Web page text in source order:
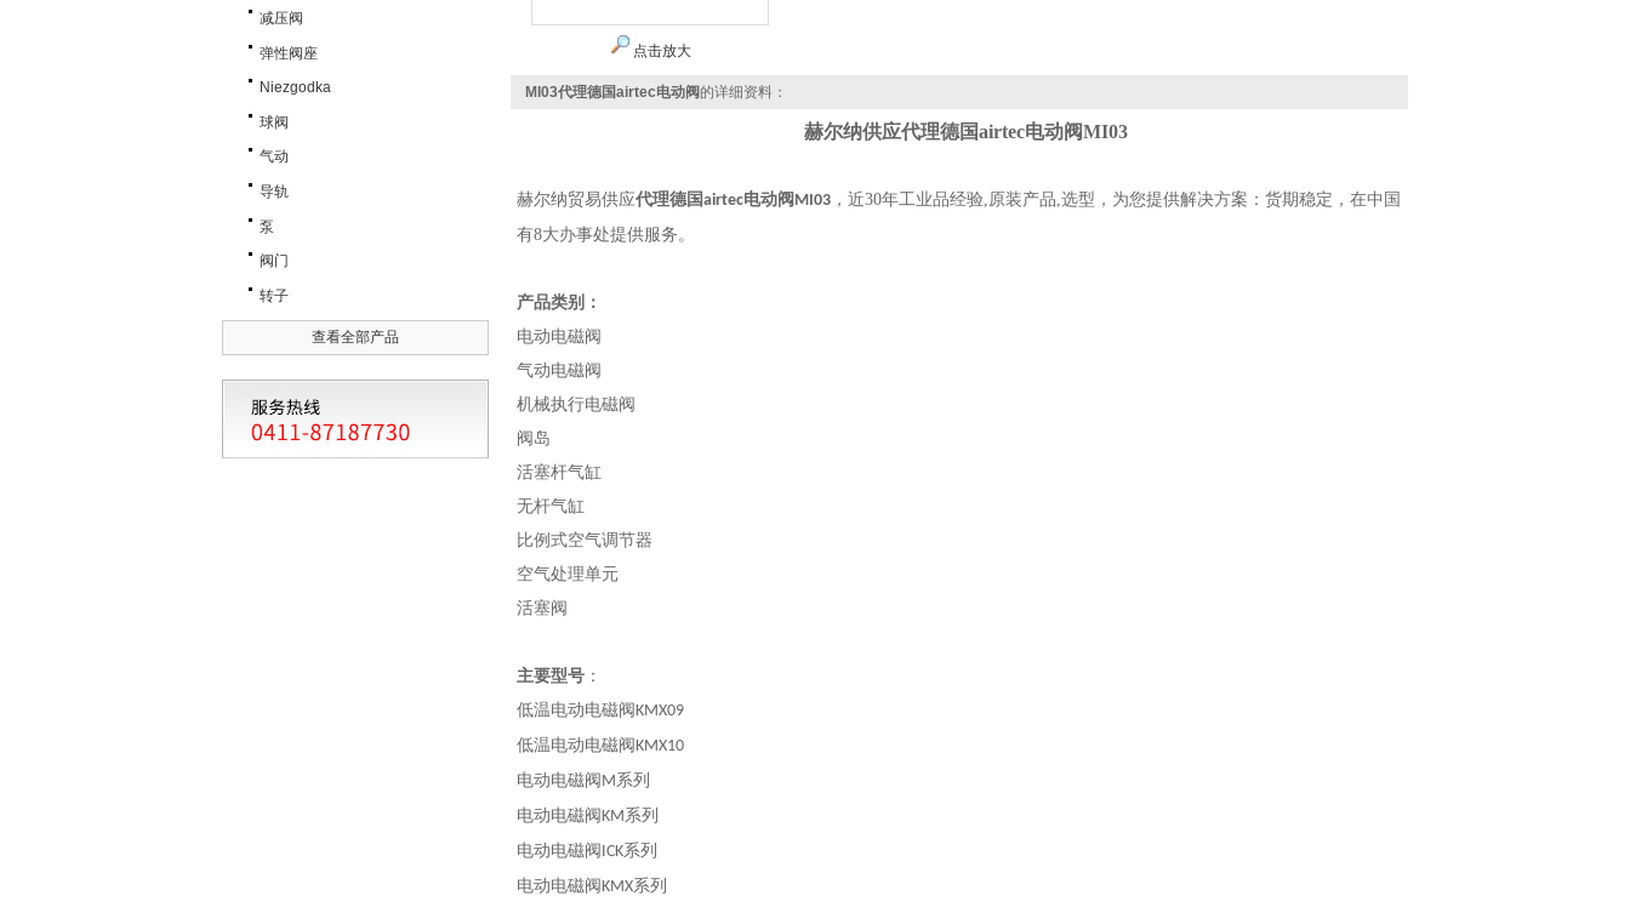
减压阀
弹性阀座
Niezgodka
球阀
气动
导轨
泵
阀门
转子
查看全部产品
点击放大
MI03代理德国airtec电动阀的详细资料：
赫尔纳供应代理德国airtec电动阀MI03
赫尔纳贸易供应代理德国airtec电动阀 MI03 ，近30年工业品经验,原装产品,选型，为您提供解决方案：货期稳定，在中国
有8大办事处提供服务。
产品类别：
电动电磁阀
气动电磁阀
机械执行电磁阀
阀岛
活塞杆气缸
无杆气缸
比例式空气调节器
空气处理单元
活塞阀
主要型号 ：
低温电动电磁阀KMX09
低温电动电磁阀KMX10
电动电磁阀 M系列
电动电磁阀KM系列
电动电磁阀 ICK系列
电动电磁阀KMX系列